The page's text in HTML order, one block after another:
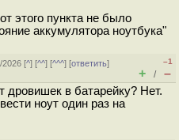
этого пункта не было
аккумулятора ноутбука"
2026 [^] [^^] [^^^] [ответить]
–1
+ / –
дровишек в батарейку? Нет.
ноут один раз на